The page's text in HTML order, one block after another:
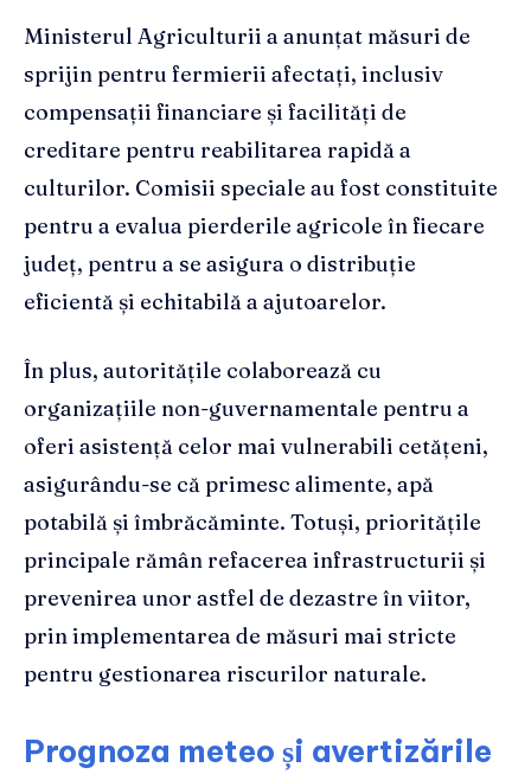
Ministerul Agriculturii a anunțat măsuri de
sprijin pentru fermierii afectați, inclusiv
compensații financiare și facilități de
creditare pentru reabilitarea rapidă a
culturilor. Comisii speciale au fost constituite
pentru a evalua pierderile agricole în fiecare
județ, pentru a se asigura o distribuție
eficientă și echitabilă a ajutoarelor.
În plus, autoritățile colaborează cu
organizațiile non-guvernamentale pentru a
oferi asistență celor mai vulnerabili cetățeni,
asigurându-se că primesc alimente, apă
potabilă și îmbrăcăminte. Totuși, prioritățile
principale rămân refacerea infrastructurii și
prevenirea unor astfel de dezastre în viitor,
prin implementarea de măsuri mai stricte
pentru gestionarea riscurilor naturale.
Prognoza meteo și avertizările